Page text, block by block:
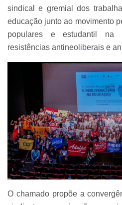
sindical e gremial dos
educação junto ao movimento
populares e estudantil na
resistências antineoliberais e
O chamado propõe a